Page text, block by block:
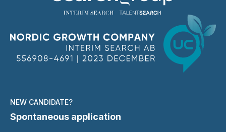
NEW CANDIDATE?
Spontaneous application